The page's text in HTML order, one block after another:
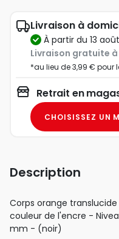
Livraison à
à partir du 13 août
Livraison gratuite
*au lieu de 3,99 € pour
Retrait en
CHOISISSEZ UN
Description
Corps orange
couleur de l'encre -
mm - (noir)